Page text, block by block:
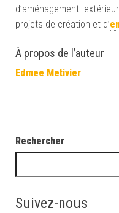
d’aménagement
projets de création et d’
À propos de l’auteur
Edmee Metivier
Rechercher
Suivez-nous